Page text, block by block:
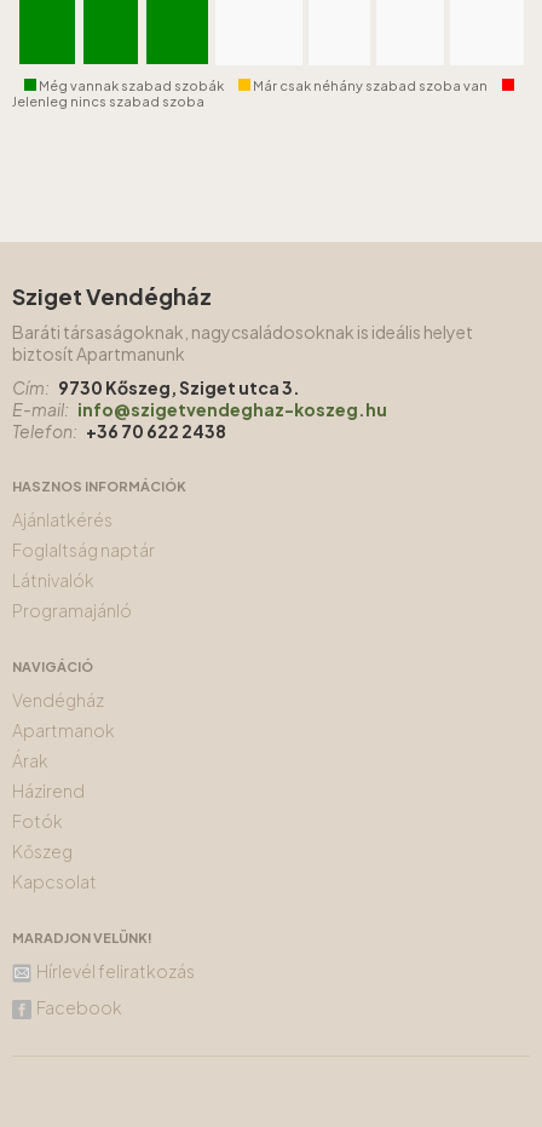
Még vannak szabad szobák
Már csak néhány szabad szoba van
Jelenleg nincs szabad szoba
Sziget Vendégház
Baráti társaságoknak, nagycsaládosoknak is ideális helyet
biztosít Apartmanunk
Cím: 9730 Kőszeg, Sziget utca 3.
E-mail: info@szigetvendeghaz-koszeg.hu
Telefon: +36 70 622 2438
HASZNOS INFORMÁCIÓK
Ajánlatkérés
Foglaltság naptár
Látnivalók
Programajánló
NAVIGÁCIÓ
Vendégház
Apartmanok
Árak
Házirend
Fotók
Kőszeg
Kapcsolat
MARADJON VELÜNK!
Hírlevél feliratkozás
Facebook